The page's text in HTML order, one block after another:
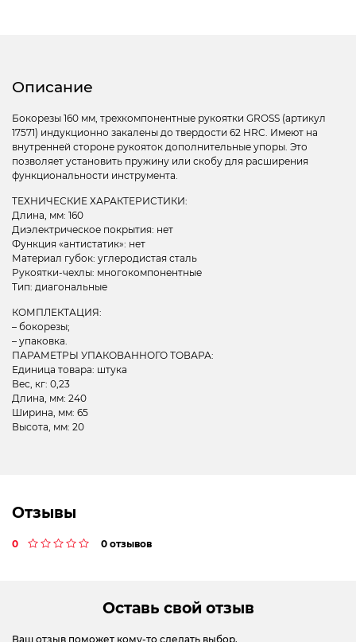
Описание
Бокорезы 160 мм, трехкомпонентные рукоятки GROSS (артикул
17571) индукционно закалены до твердости 62 HRC. Имеют на
внутренней стороне рукояток дополнительные упоры. Это
позволяет установить пружину или скобу для расширения
функциональности инструмента.
ТЕХНИЧЕСКИЕ ХАРАКТЕРИСТИКИ:
Длина, мм: 160
Диэлектрическое покрытия: нет
Функция «антистатик»: нет
Материал губок: углеродистая сталь
Рукоятки-чехлы: многокомпонентные
Тип: диагональные
КОМПЛЕКТАЦИЯ:
– бокорезы;
– упаковка.
ПАРАМЕТРЫ УПАКОВАННОГО ТОВАРА:
Единица товара: штука
Вес, кг: 0,23
Длина, мм: 240
Ширина, мм: 65
Высота, мм: 20
Отзывы
0 0 отзывов
Оставь свой отзыв
Ваш отзыв поможет кому-то сделать выбор.